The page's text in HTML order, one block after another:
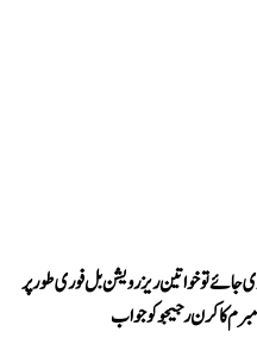
جائے تو خواتین ریزرویشن بل فوری طور پر
کا کرن رجیجو کو جواب